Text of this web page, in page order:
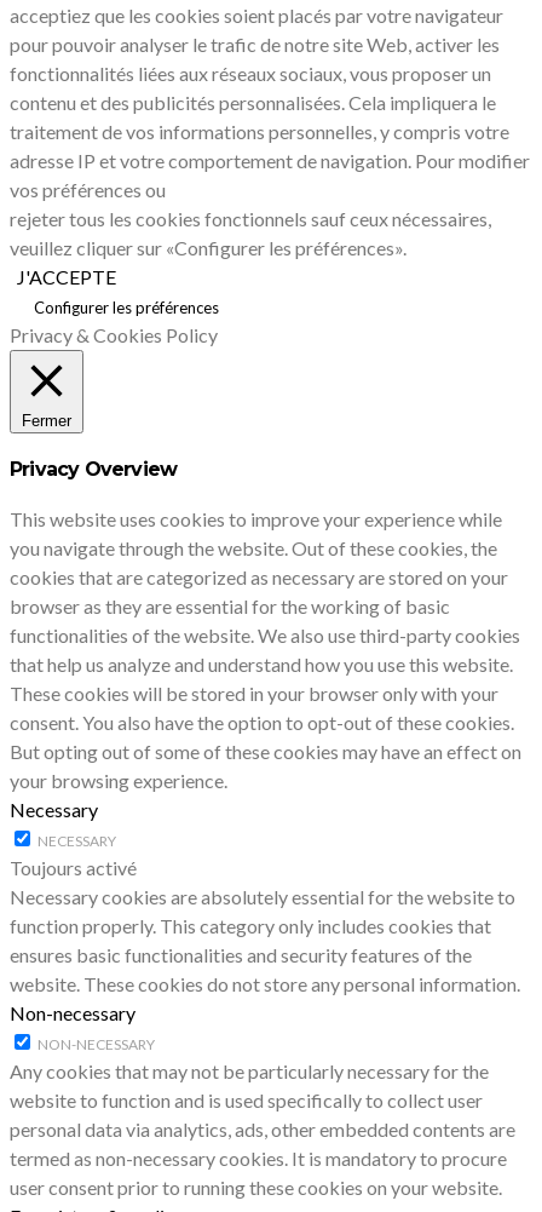
acceptiez que les cookies soient placés par votre navigateur
pour pouvoir analyser le trafic de notre site Web, activer les
fonctionnalités liées aux réseaux sociaux, vous proposer un
contenu et des publicités personnalisées. Cela impliquera le
traitement de vos informations personnelles, y compris votre
adresse IP et votre comportement de navigation. Pour modifier
vos préférences ou
rejeter tous les cookies fonctionnels sauf ceux nécessaires,
veuillez cliquer sur «Configurer les préférences».
J'ACCEPTE
Configurer les préférences
Privacy & Cookies Policy
Fermer
Privacy Overview
This website uses cookies to improve your experience while
you navigate through the website. Out of these cookies, the
cookies that are categorized as necessary are stored on your
browser as they are essential for the working of basic
functionalities of the website. We also use third-party cookies
that help us analyze and understand how you use this website.
These cookies will be stored in your browser only with your
consent. You also have the option to opt-out of these cookies.
But opting out of some of these cookies may have an effect on
your browsing experience.
Necessary
NECESSARY
Toujours activé
Necessary cookies are absolutely essential for the website to
function properly. This category only includes cookies that
ensures basic functionalities and security features of the
website. These cookies do not store any personal information.
Non-necessary
NON-NECESSARY
Any cookies that may not be particularly necessary for the
website to function and is used specifically to collect user
personal data via analytics, ads, other embedded contents are
termed as non-necessary cookies. It is mandatory to procure
user consent prior to running these cookies on your website.